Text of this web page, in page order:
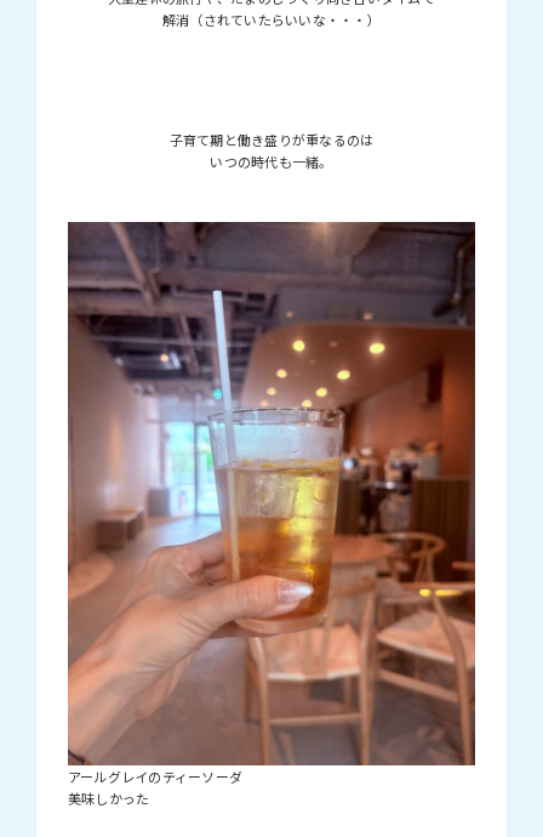
解消（されていたらいいな・・・）
子育て期と働き盛りが重なるのは
いつの時代も一緒。
アールグレイのティーソーダ
美味しかった